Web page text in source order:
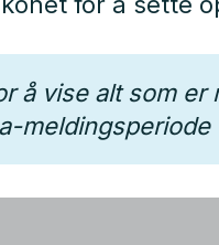
å vise alt som
meldingsperiode